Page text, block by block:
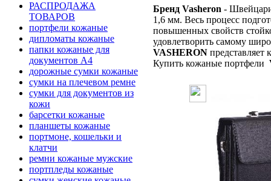
РАСПРОДАЖА
ТОВАРОВ
портфели кожаные
дипломаты кожаные
папки кожаные для
документов А4
дорожные сумки кожаные
сумки на плечевом ремне
сумки для документов из
кожи
барсетки кожаные
планшеты кожаные
портмоне, кошельки и
клатчи
ремни кожаные мужские
портпледы кожаные
Бренд Vasheron -
1,6 мм. Весь процесс
повышенных свойств
удовлетворить самому
VASHERON представляет
Купить кожаные портфели